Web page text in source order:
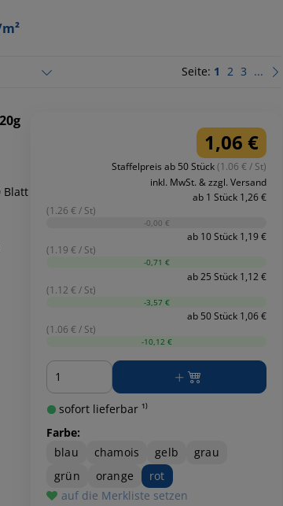
Seite: 1 2 3 ...
Blatt
1,06 €
Staffelpreis ab 50 Stück(1.06 € / St)
inkl. MwSt. & zzgl. Versand
ab 1 Stück 1,26 €
(1.26 € / St)
-0,00 €
ab 10 Stück 1,19 €
(1.19 € / St)
-0,71 €
ab 25 Stück 1,12 €
(1.12 € / St)
-3,57 €
ab 50 Stück 1,06 €
(1.06 € / St)
-10,12 €
Menge
sofort lieferbar ¹⁾
Farbe:
blau
chamois gelb
grau
grün
orange
rot
auf die Merkliste setzen